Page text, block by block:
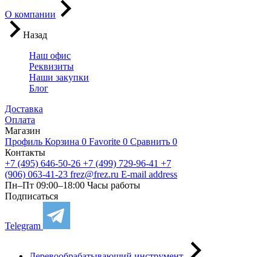
О компании
Назад
Наш офис
Реквизиты
Наши закупки
Блог
Доставка
Оплата
Магазин
Профиль Корзина 0 Favorite 0 Сравнить 0
Контакты
+7 (495) 646-50-26 +7 (499) 729-96-41 +7
(906) 063-41-23 frez@frez.ru E-mail address
Пн–Пт 09:00–18:00 Часы работы
Подписаться
Telegram